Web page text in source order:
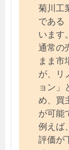
菊川工
である
います。
通常の
まま市
が、リ
ョン」
め、買
が可能
例えば
評価が